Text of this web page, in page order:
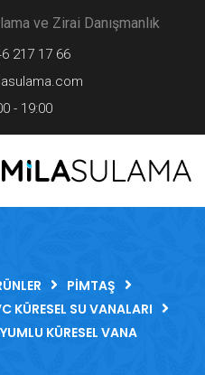
ve Zirai Danışmanlık
217 17 66
- 19:00
PIMTAŞ
KÜRESEL SU VANALARI
KÜRESEL VANA